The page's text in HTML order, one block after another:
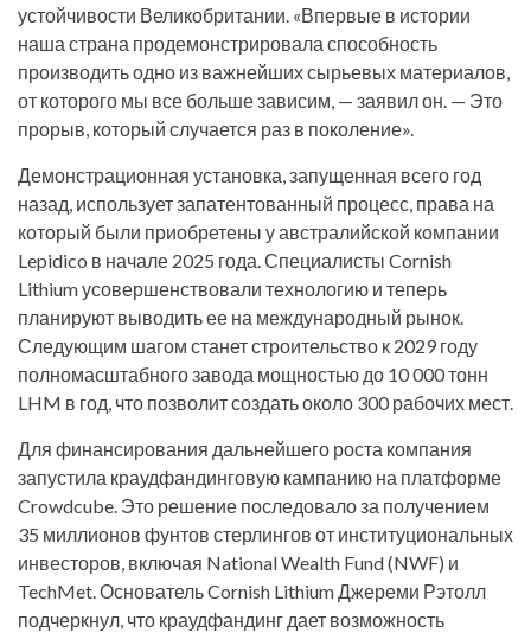
устойчивости Великобритании. «Впервые в истории
наша страна продемонстрировала способность
производить одно из важнейших сырьевых материалов,
от которого мы все больше зависим, — заявил он. — Это
прорыв, который случается раз в поколение».
Демонстрационная установка, запущенная всего год
назад, использует запатентованный процесс, права на
который были приобретены у австралийской компании
Lepidico в начале 2025 года. Специалисты Cornish
Lithium усовершенствовали технологию и теперь
планируют выводить ее на международный рынок.
Следующим шагом станет строительство к 2029 году
полномасштабного завода мощностью до 10 000 тонн
LHM в год, что позволит создать около 300 рабочих мест.
Для финансирования дальнейшего роста компания
запустила краудфандинговую кампанию на платформе
Crowdcube. Это решение последовало за получением
35 миллионов фунтов стерлингов от институциональных
инвесторов, включая National Wealth Fund (NWF) и
TechMet. Основатель Cornish Lithium Джереми Рэтолл
подчеркнул, что краудфандинг дает возможность